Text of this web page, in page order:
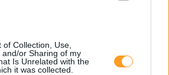
Collection, Use,
and/or Sharing of my
Is Unrelated with the
it was collected.